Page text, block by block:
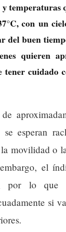
temperaturas
con un
del buen
quieren
tener cuidado
esperan
movilidad o
el
por lo que
si